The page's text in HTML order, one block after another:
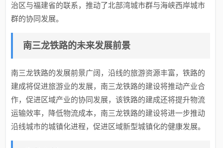
治区与福建省的联系，推动了北部湾城市群与海峡西岸城市
群的协同发展。
南三龙铁路的未来发展前景
南三龙铁路的发展前景广阔，沿线的旅游资源丰富，铁路的
建成将促进旅游业的发展，南三龙铁路的建设将推动产业合
作，促进区域产业的协同发展，该铁路的建成还将提升物流
运输效率，降低物流成本，南三龙铁路的建设将进一步推动
沿线城市的城镇化进程，促进区域新型城镇化的健康发展。